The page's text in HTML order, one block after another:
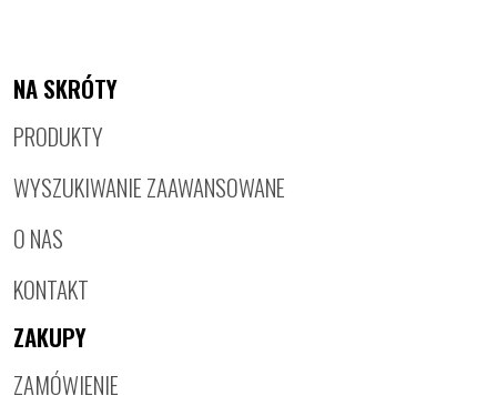
NA SKRÓTY
PRODUKTY
WYSZUKIWANIE ZAAWANSOWANE
O NAS
KONTAKT
ZAKUPY
ZAMÓWIENIE